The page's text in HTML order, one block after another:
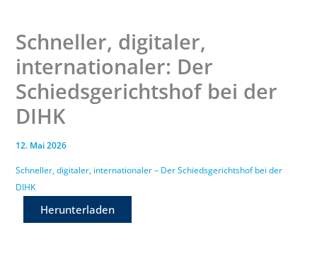
Schneller, digitaler,
internationaler: Der
Schiedsgerichtshof bei der
DIHK
12. Mai 2026
Schneller, digitaler, internationaler – Der Schiedsgerichtshof bei der
DIHK
Herunterladen